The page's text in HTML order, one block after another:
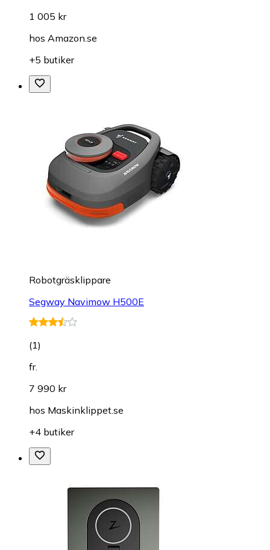
1 005 kr
hos Amazon.se
+5 butiker
Robotgräsklippare
Segway Navimow H500E
(1)
fr.
7 990 kr
hos Maskinklippet.se
+4 butiker